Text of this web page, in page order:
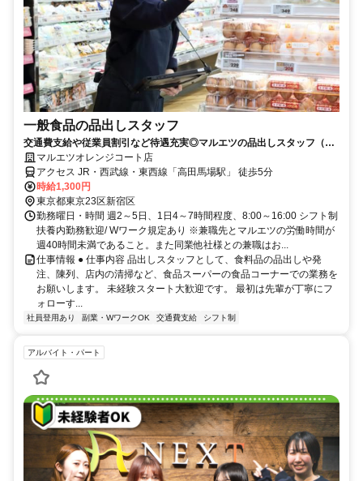
一般食品の品出しスタッフ
交通費支給や従業員割引など待遇充実◎マルエツの品出しスタッフ（パ
ート・アルバイト）求人
マルエツオレンジコート店
アクセス JR・西武線・東西線「高田馬場駅」 徒歩5分
時給1,300円
東京都東京23区新宿区
勤務曜日・時間 週2～5日、1日4～7時間程度、8:00～16:00 シフト制
扶養内勤務歓迎/ Wワーク規定あり ※兼職先とマルエツの労働時間が
週40時間未満であること。また同業他社様との兼職はお...
仕事情報 ● 仕事内容 品出しスタッフとして、食料品の品出しや発
注、陳列、店内の清掃など、食品スーパーの食品コーナーでの業務を
お願いします。 未経験スタート大歓迎です。 最初は先輩が丁寧にフ
ォローす...
社員登用あり 副業・WワークOK 交通費支給 シフト制
アルバイト・パート